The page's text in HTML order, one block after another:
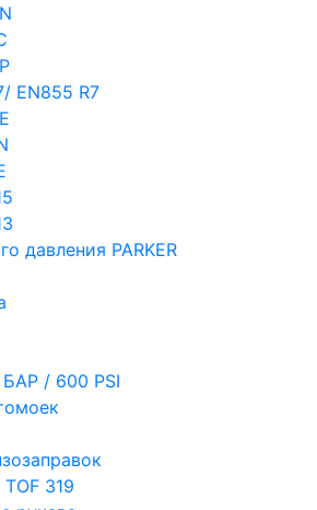
EN855 R7
давления PARKER
/ 600 PSI
TOF 319